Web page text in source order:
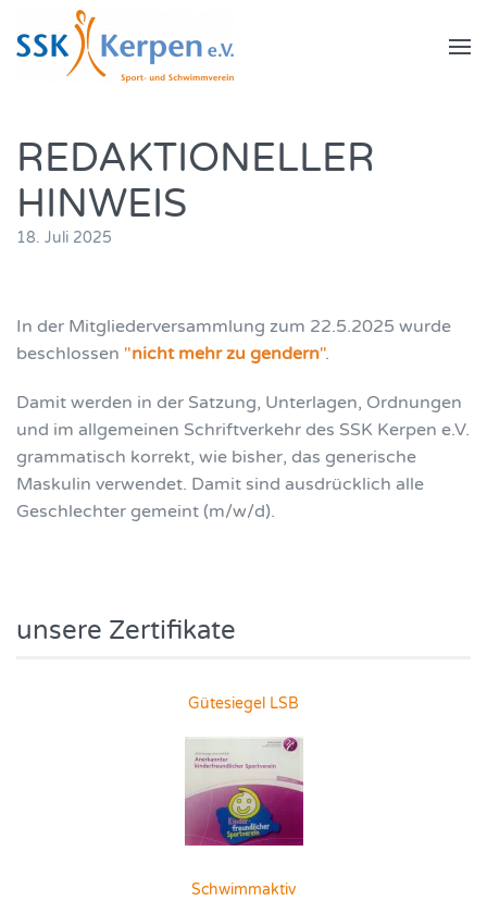
Zum Hauptinhalt springen
REDAKTIONELLER
HINWEIS
18. Juli 2025
In der Mitgliederversammlung zum 22.5.2025 wurde
beschlossen "nicht mehr zu gendern".
Damit werden in der Satzung, Unterlagen, Ordnungen
und im allgemeinen Schriftverkehr des SSK Kerpen e.V.
grammatisch korrekt, wie bisher, das generische
Maskulin verwendet. Damit sind ausdrücklich alle
Geschlechter gemeint (m/w/d).
unsere Zertifikate
Gütesiegel LSB
Schwimmaktiv